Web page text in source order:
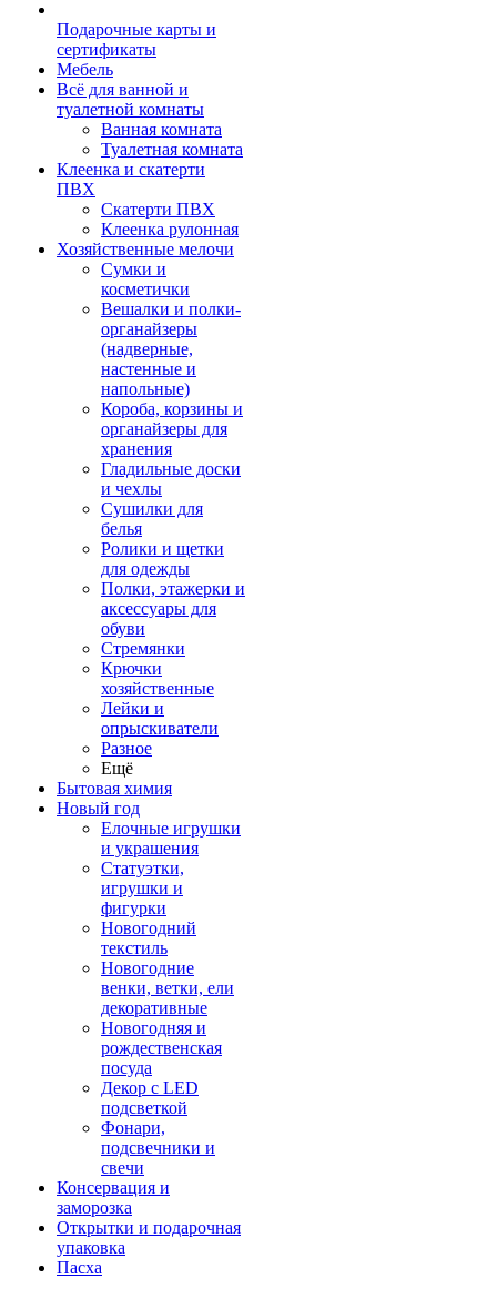
Подарочные карты и
сертификаты
Мебель
Всё для ванной и
туалетной комнаты
Ванная комната
Туалетная комната
Клеенка и скатерти
ПВХ
Скатерти ПВХ
Клеенка рулонная
Хозяйственные мелочи
Сумки и
косметички
Вешалки и полки-
органайзеры
(надверные,
настенные и
напольные)
Короба, корзины и
органайзеры для
хранения
Гладильные доски
и чехлы
Сушилки для
белья
Ролики и щетки
для одежды
Полки, этажерки и
аксессуары для
обуви
Стремянки
Крючки
хозяйственные
Лейки и
опрыскиватели
Разное
Ещё
Бытовая химия
Новый год
Елочные игрушки
и украшения
Статуэтки,
игрушки и
фигурки
Новогодний
текстиль
Новогодние
венки, ветки, ели
декоративные
Новогодняя и
рождественская
посуда
Декор с LED
подсветкой
Фонари,
подсвечники и
свечи
Консервация и
заморозка
Открытки и подарочная
упаковка
Пасха